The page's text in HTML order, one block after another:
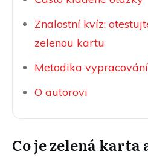
Znalostní kvíz:
zelenou kartu
Metodika
O autorovi
Co je zelená karta